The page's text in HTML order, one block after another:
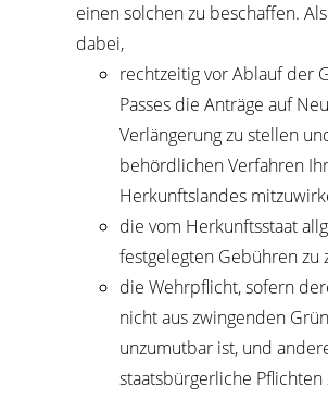
einen solchen zu beschaffen.
dabei,
rechtzeitig vor Ablauf der
Passes die Anträge auf
Verlängerung zu stellen
behördlichen Verfahren
Herkunftslandes
die vom Herkunftsstaat
festgelegten Gebühren zu
die Wehrpflicht, sofern
nicht aus zwingenden
unzumutbar ist, und
staatsbürgerliche